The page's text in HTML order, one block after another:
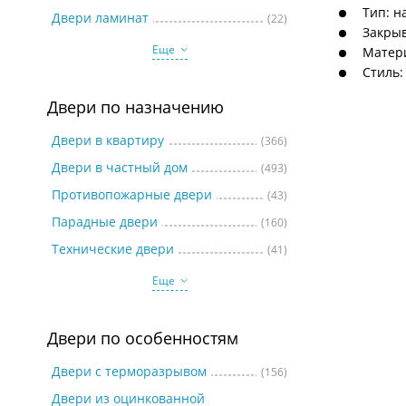
Двери ламинат
(22)
Еще
Двери по назначению
Двери в квартиру (366)
Двери в частный дом (493)
Противопожарные двери (43)
Парадные двери (160)
Технические двери
(41)
Еще
Двери по особенностям
Двери с терморазрывом (156)
Двери из оцинкованной
Тип:
Стиль: